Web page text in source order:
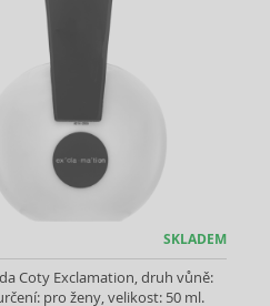
SKLADEM
Coty Exclamation, druh vůně:
pro ženy, velikost: 50 ml.